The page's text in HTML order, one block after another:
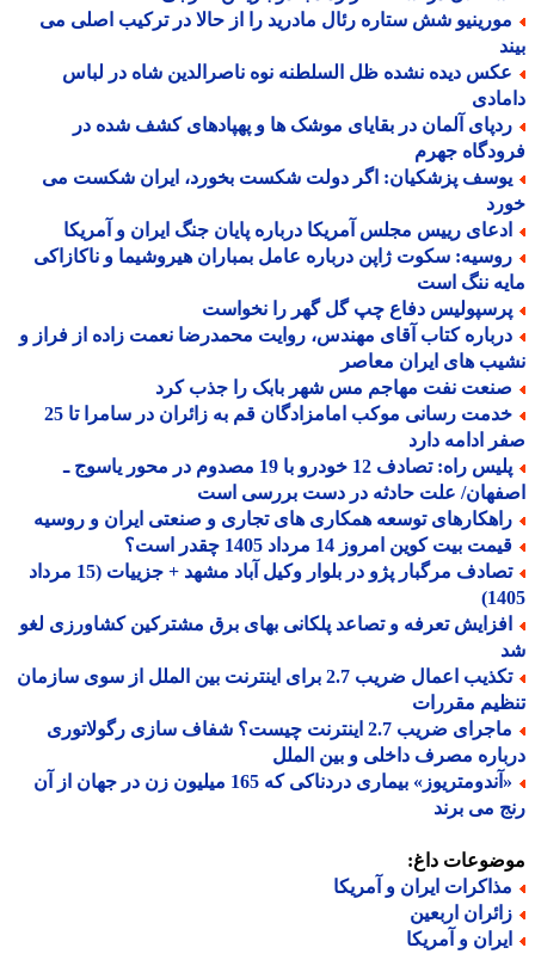
شش ستاره رئال مادرید را از حالا در ترکیب اصلی می
دیده نشده ظل السلطنه نوه ناصرالدین شاه در لباس
آلمان در بقایای موشک ها و پهپادهای کشف شده در
جهرم
پزشکیان: اگر دولت شکست بخورد، ایران شکست می
رییس مجلس آمریکا درباره پایان جنگ ایران و آمریکا
سکوت ژاپن درباره عامل بمباران هیروشیما و ناکازاکی
ننگ است
دفاع چپ گل گهر را نخواست
کتاب آقای مهندس، روایت محمدرضا نعمت زاده از فراز و
های ایران معاصر
نفت مهاجم مس شهر بابک را جذب کرد
خدمت رسانی موکب امامزادگان قم به زائران در سامرا تا 25
ادامه دارد
پلیس راه: تصادف 12 خودرو با 19 مصدوم در محور یاسوج ـ
علت حادثه در دست بررسی است
توسعه همکاری های تجاری و صنعتی ایران و روسیه
بیت کوین امروز 14 مرداد 1405 چقدر است؟
تصادف مرگبار پژو در بلوار وکیل آباد مشهد + جزییات (15 مرداد
تعرفه و تصاعد پلکانی بهای برق مشترکین کشاورزی لغو
تکذیب اعمال ضریب 2.7 برای اینترنت بین الملل از سوی سازمان
مقررات
ماجرای ضریب 2.7 اینترنت چیست؟ شفاف سازی رگولاتوری
مصرف داخلی و بین الملل
«آندومتریوز» بیماری دردناکی که 165 میلیون زن در جهان از آن
می برند
داغ:
ایران و آمریکا
اربعین
و آمریکا